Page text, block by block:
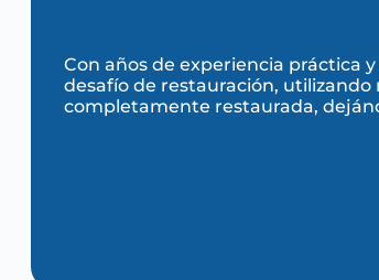
Con años de experiencia práctica
desafío de restauración,
completamente restaurada,